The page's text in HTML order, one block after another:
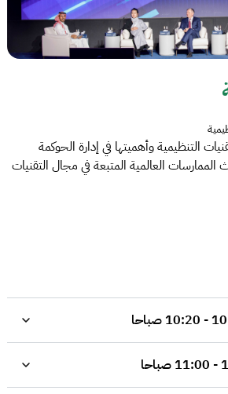
التنظيمية وأهميتها في إدارة الحوكمة
الممارسات العالمية المتبعة في مجال التقنيات